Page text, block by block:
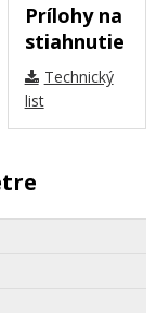
Prílohy na
stiahnutie
Technický
list